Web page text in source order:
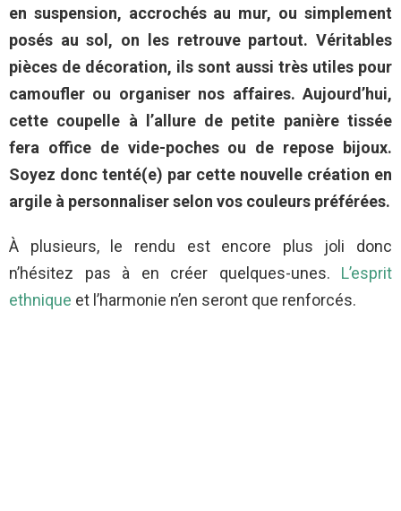
en suspension, accrochés au mur, ou simplement
posés au sol, on les retrouve partout. Véritables
pièces de décoration, ils sont aussi très utiles pour
camoufler ou organiser nos affaires. Aujourd’hui,
cette coupelle à l’allure de petite panière tissée
fera office de vide-poches ou de repose bijoux.
Soyez donc tenté(e) par cette nouvelle création en
argile à personnaliser selon vos couleurs préférées.
À plusieurs, le rendu est encore plus joli donc
n’hésitez pas à en créer quelques-unes. L’esprit
ethnique et l’harmonie n’en seront que renforcés.